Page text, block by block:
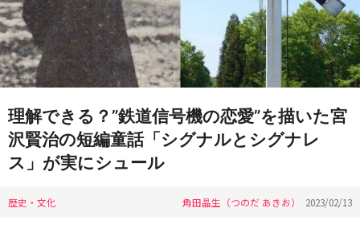
理解できる？”鉄道信号機の恋愛”を描いた宮
沢賢治の短編童話「シグナルとシグナレ
ス」が実にシュール
歴史・文化 角田晶生（つのだ あきお） 2023/02/13